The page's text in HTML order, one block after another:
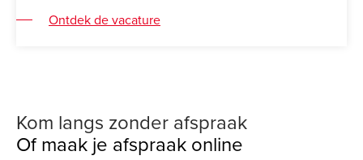
Ontdek de vacature
Kom langs zonder afspraak
Of maak je afspraak online